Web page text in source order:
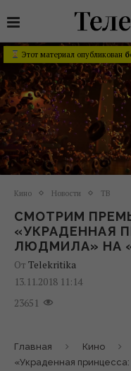
Этот материал опубликован
Кино Новости ТВ
СМОТРИМ
«УКРАДЕННАЯ
ЛЮДМИЛА» НА
От Telekritika
13.11.2018 11:14
23651
Главная Кино
«Украденная